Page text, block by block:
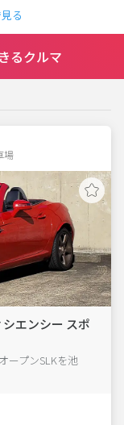
る
るクルマ
場
エンシー スポ
ープンSLKを池